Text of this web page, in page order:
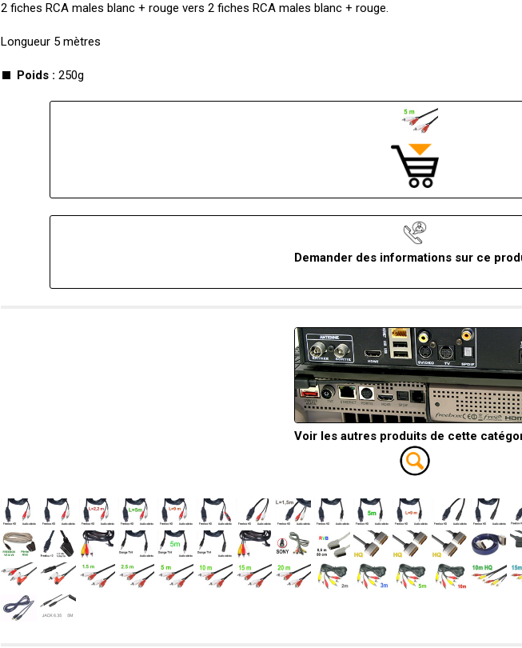
2 fiches RCA males blanc + rouge vers 2 fiches RCA males blanc + rouge.
Longueur 5 mètres
Poids :250g
Demander des informations sur ce
Voir les autres produits de cette